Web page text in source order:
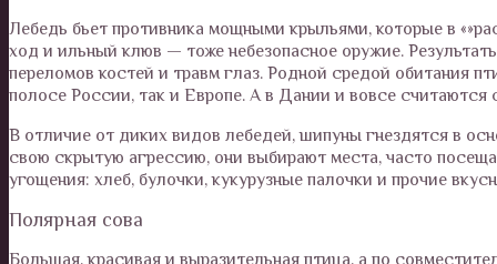
Лебедь бьет противника мощными крыльями, которые в
ход и ильный клюв — тоже небезопасное оружие.
переломов костей и травм глаз. Родной средой обитания
полосе России, так и Европе. А в Дании и вовсе считаются
В отличие от диких видов лебедей, шипуны гнездятся в
свою скрытую агрессию, они выбирают места, часто
угощения: хлеб, булочки, кукурузные палочки и прочие
Полярная сова
Большая, красивая и выразительная птица, а по